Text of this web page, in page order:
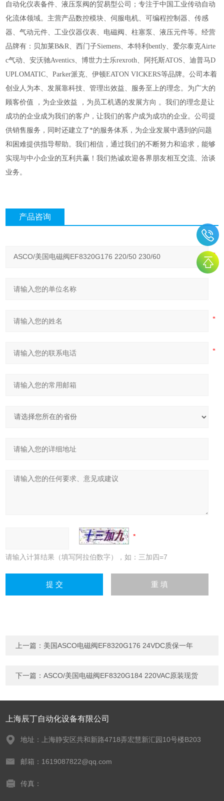
自动化仪表备件、液压泵阀的贸易型公司；专注于中国工业传动自动
化流体领域。主营产品数控模块、伺服电机、可编程控制器、传感
器、气动元件、工业仪器仪表、电磁阀、柱塞泵、液压元件等。经营
品牌有：贝加莱B&R、西门子Siemens、本特利bently、爱尔泰克Airte
c气动、安沃驰Aventics、博世力士乐rexroth、阿托斯ATOS、迪普马D
UPLOMATIC、Parker派克、伊顿EATON VICKERS等品牌。公司本着
创业人为本、发展靠科技、管理出效益、服务至上的理念。为广大的
顾客价值
，为企业效益 ，为员工机遇的发展方向 。我们的理念是让
成功的企业成为我们的客户，让我们的客户成为成功的企业。公司提
供销售服务，同时还建立了*的服务体系，为企业发展中遇到的问题
和困难提供指导帮助。我们相信，通过我们的不断努力和追求，能够
实现与中小企业的互利共赢！我们热诚欢迎各界朋友相互交流、洽谈
业务。
产品咨询
请输入计算结果（填写阿拉伯数字），如：三加四=7
上一篇： 美国ASCO电磁阀EF8320G176 24VDC质保一年
下一篇：ASCO/美国电磁阀EF8320G184 220VAC原装现货
上海辰丁自动化设备有限公司
地址：上海静安区共和新路4718弄宏慧新汇园10号楼B203
邮箱：1619087822@qq.com
传真：